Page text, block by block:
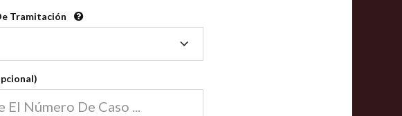
de crianza compartida en línea están acreditadas en más de
para padres en línea cumplen la mayoría de las normas nacionales
Tramitación